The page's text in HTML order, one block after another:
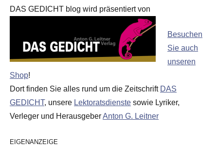
DAS GEDICHT blog wird präsentiert von
Besuchen
Sie auch
unseren
Shop!
Dort finden Sie alles rund um die Zeitschrift DAS
GEDICHT, unsere Lektoratsdienste sowie Lyriker,
Verleger und HerausgeberAnton G. Leitner
EIGENANZEIGE